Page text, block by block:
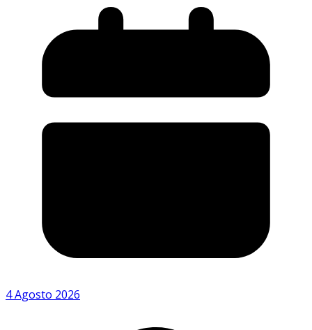
4 Agosto 2026